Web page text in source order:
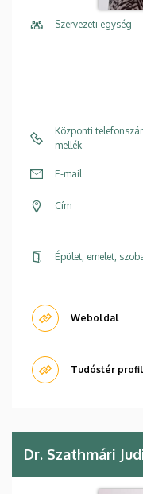
Szervezeti egység
Központi
mellék
E-mail
Cím
Épület, emelet,
Weboldal
Tudóstér profil
Dr. Szathmári